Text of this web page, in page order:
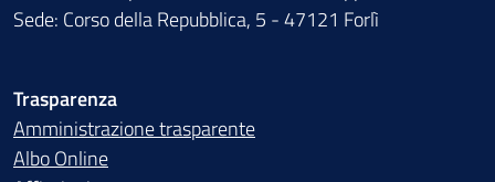
Sede: Corso della Repubblica, 5 - 47121 Forlì
Trasparenza
Amministrazione trasparente
Albo Online